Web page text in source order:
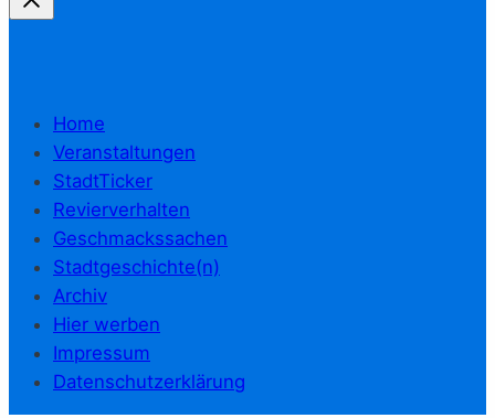
Home
Veranstaltungen
StadtTicker
Revierverhalten
Geschmackssachen
Stadtgeschichte(n)
Archiv
Hier werben
Impressum
Datenschutzerklärung